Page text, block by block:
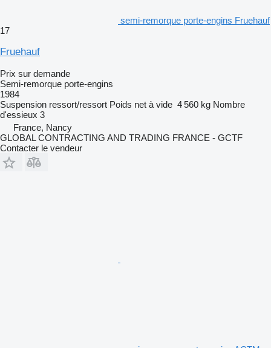
semi-remorque porte-engins Fruehauf
17
Fruehauf
Prix sur demande
Semi-remorque porte-engins
1984
Suspension ressort/ressort Poids net à vide 4 560 kg Nombre
d'essieux 3
France, Nancy
GLOBAL CONTRACTING AND TRADING FRANCE - GCTF
Contacter le vendeur